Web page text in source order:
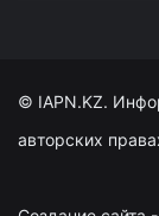
© IAPN.KZ.
авторских